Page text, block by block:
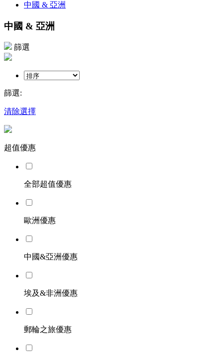
中國 & 亞洲
中國 & 亞洲
篩選
篩選:
清除選擇
超值優惠
全部超值優惠
歐洲優惠
中國&亞洲優惠
埃及&非洲優惠
郵輪之旅優惠